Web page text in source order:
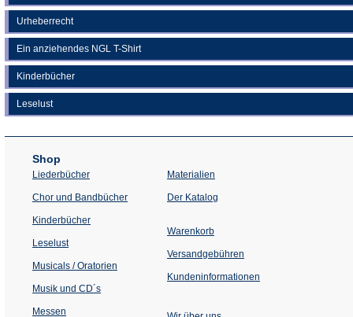
Urheberrecht
Ein anziehendes NGL T-Shirt
Kinderbücher
Leselust
Shop
Liederbücher
Chor und Bandbücher
Kinderbücher
Leselust
Musicals / Oratorien
Musik und CD´s
Messen
Materialien
Der Katalog
Warenkorb
Versandgebühren
Kundeninformationen